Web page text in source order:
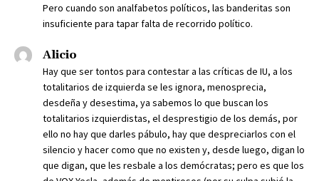
Pero cuando son analfabetos políticos, las banderitas son
insuficiente para tapar falta de recorrido político.
Alicio
Hay que ser tontos para contestar a las críticas de IU, a los
totalitarios de izquierda se les ignora, menosprecia,
desdeña y desestima, ya sabemos lo que buscan los
totalitarios izquierdistas, el desprestigio de los demás, por
ello no hay que darles pábulo, hay que despreciarlos con el
silencio y hacer como que no existen y, desde luego, digan lo
que digan, que les resbale a los demócratas; pero es que los